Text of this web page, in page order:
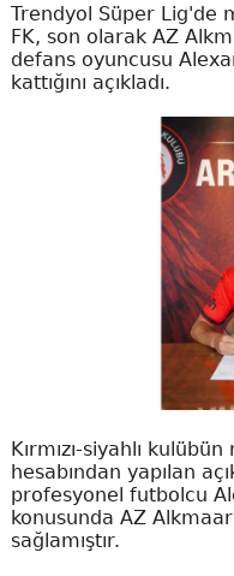
Trendyol Süper Lig'de
FK, son olarak AZ
defans oyuncusu
kattığını açıkladı.
Kırmızı-siyahlı
hesabından yapılan
profesyonel futbolcu
konusunda AZ
sağlamıştır.